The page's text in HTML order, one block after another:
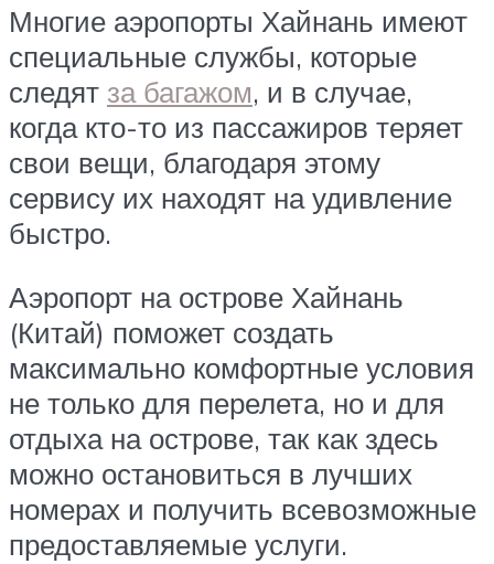
Многие аэропорты Хайнань имеют
специальные службы, которые
следят за багажом, и в случае,
когда кто-то из пассажиров теряет
свои вещи, благодаря этому
сервису их находят на удивление
быстро.
Аэропорт на острове Хайнань
(Китай) поможет создать
максимально комфортные условия
не только для перелета, но и для
отдыха на острове, так как здесь
можно остановиться в лучших
номерах и получить всевозможные
предоставляемые услуги.